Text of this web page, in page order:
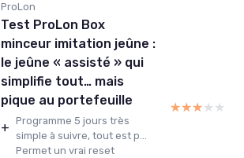
ProLon
Test ProLon Box
minceur imitation jeûne :
le jeûne « assisté » qui
simplifie tout… mais
pique au portefeuille
+ Programme 5 jours très
simple à suivre, tout est p...
Permet un vrai reset
★★★★★
★★★★★